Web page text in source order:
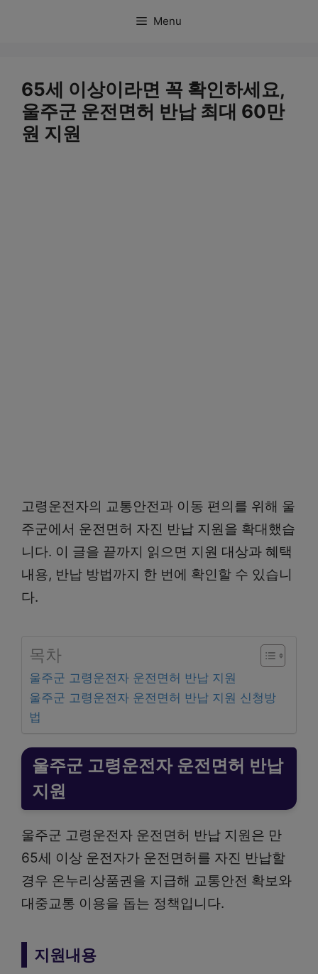
Menu
65세 이상이라면 꼭 확인하세요,
울주군 운전면허 반납 최대 60만
원 지원
고령운전자의 교통안전과 이동 편의를 위해 울
주군에서 운전면허 자진 반납 지원을 확대했습
니다. 이 글을 끝까지 읽으면 지원 대상과 혜택
내용, 반납 방법까지 한 번에 확인할 수 있습니
다.
목차
울주군 고령운전자 운전면허 반납 지원
울주군 고령운전자 운전면허 반납 지원 신청방
법
울주군 고령운전자 운전면허 반납
지원
울주군 고령운전자 운전면허 반납 지원은 만
65세 이상 운전자가 운전면허를 자진 반납할
경우 온누리상품권을 지급해 교통안전 확보와
대중교통 이용을 돕는 정책입니다.
지원내용